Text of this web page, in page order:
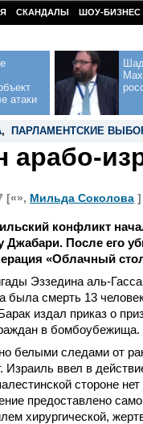
СКАНДАЛЫ ШОУ-БИЗНЕС
атаки
, ПАРЛАМЕНТСКИЕ
арабо-
[«», Мильда Соколова ]
конфликт
После его
«Облачный
Эззедина аль-
была смерть 13
издал приказ о
в бомбоубежища.
белыми следами от
Израиль ввел в
стороне
предоставлено
хирургической,